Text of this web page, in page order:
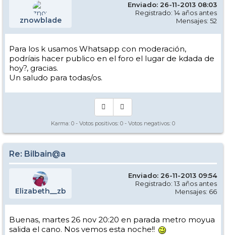
znowblade
Enviado: 26-11-2013 08:03
Registrado: 14 años antes
Mensajes: 52
Para los k usamos Whatsapp con moderación,
podríais hacer publico en el foro el lugar de kdada de
hoy?, gracias.
Un saludo para todas/os.
Karma: 0 - Votos positivos: 0 - Votos negativos: 0
Re: Bilbain@a
Elizabeth__zb
Enviado: 26-11-2013 09:54
Registrado: 13 años antes
Mensajes: 66
Buenas, martes 26 nov 20:20 en parada metro moyua
salida el cano. Nos vemos esta noche!!